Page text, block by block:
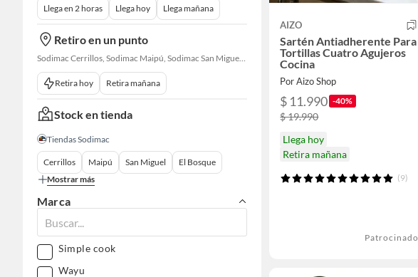
Llega en 2 horas Llega hoy Llega mañana
Retiro en un punto
Sodimac Cerrillos, Sodimac Maipú, Sodimac San Miguel, Sodimac El Bosque, Sodimac San Bernardo, Sodimac Talagante, Sodimac San Fernando
Retira hoy Retira mañana
Stock en tienda
Tiendas Sodimac
Cerrillos Maipú San Miguel
El Bosque
Mostrar más
Marca
Simple cook
Wayu
AIZO
Sartén Antiadherente Para
Tortillas Cuatro Agujeros
Cocina
Por Aizo Shop
$ 11.990 -40%
$ 19.990
Llega hoy
Retira mañana
(9)
Patrocinado